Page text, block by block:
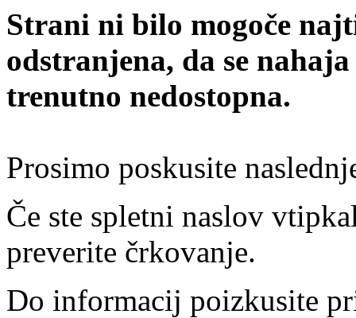
Strani ni bilo mogoče
odstranjena, da se
trenutno nedostopna.
Prosimo poskusite
Če ste spletni naslov
preverite črkovanje.
Do informacij poizkusite